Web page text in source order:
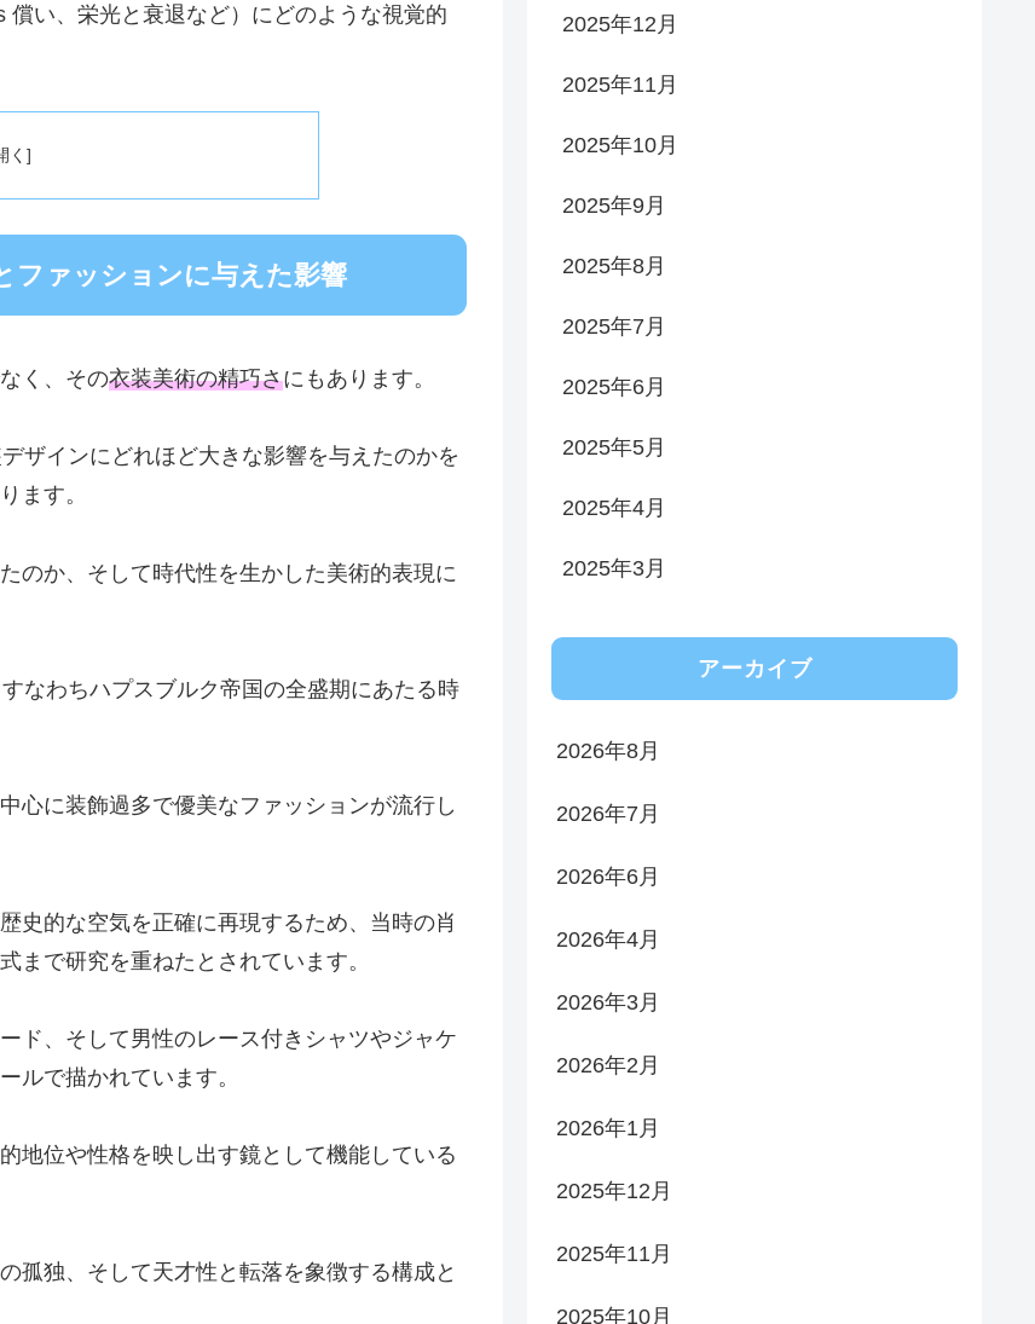
い、栄光と衰退など）にどのような視覚的
ファッションに与えた影響
く、その衣装美術の精巧さにもあります。
ザインにどれほど大きな影響を与えたのかを
ます。
のか、そして時代性を生かした美術的表現に
なわちハプスブルク帝国の全盛期にあたる時
心に装飾過多で優美なファッションが流行し
史的な空気を正確に再現するため、当時の肖
まで研究を重ねたとされています。
ド、そして男性のレース付きシャツやジャケ
ルで描かれています。
地位や性格を映し出す鏡として機能している
孤独、そして天才性と転落を象徴する構成と
2025年12月
2025年11月
2025年10月
2025年9月
2025年8月
2025年7月
2025年6月
2025年5月
2025年4月
2025年3月
アーカイブ
2026年8月
2026年7月
2026年6月
2026年4月
2026年3月
2026年2月
2026年1月
2025年12月
2025年11月
2025年10月